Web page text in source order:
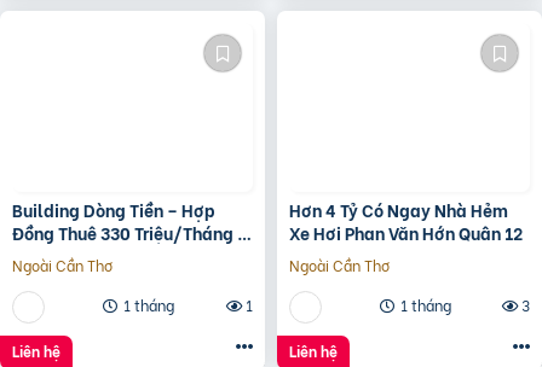
Building Dòng Tiền – Hợp
Đồng Thuê 330 Triệu/Tháng –
Quận 5, Tp.hcm -139Ty
Ngoài Cần Thơ
1 tháng
1
Liên hệ
Hơn 4 Tỷ Có Ngay Nhà Hẻm
Xe Hơi Phan Văn Hớn Quân 12
Ngoài Cần Thơ
1 tháng
3
Liên hệ